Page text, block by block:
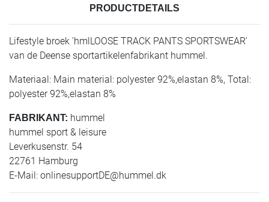
PRODUCTDETAILS
Lifestyle broek 'hmlLOOSE TRACK PANTS SPORTSWEAR'
van de Deense sportartikelenfabrikant hummel.
Materiaal: Main material: polyester 92%,elastan 8%, Total:
polyester 92%,elastan 8%
FABRIKANT: hummel
hummel sport & leisure
Leverkusenstr. 54
22761 Hamburg
E-Mail: onlinesupportDE@hummel.dk